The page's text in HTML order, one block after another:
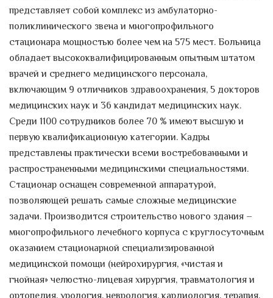
представляет собой комплекс из амбулаторно-
поликлинического звена и многопрофильного
стационара мощностью более чем на 575 мест. Больница
обладает высококвалифицированным опытным штатом
врачей и среднего медицинского персонала,
включающим 9 отличников здравоохранения, 5 докторов
медицинских наук и 36 кандидат медицинских наук.
Среди 1100 сотрудников более 70 % имеют высшую и
первую квалификационную категории. Кадры
представлены практически всеми востребованными и
распространенными медицинскими специальностями.
Стационар оснащен современной аппаратурой,
позволяющей решать самые сложные медицинские
задачи. Производится строительство нового здания –
многопрофильного лечебного корпуса с круглосуточным
оказанием стационарной специализированной
медицинской помощи (нейрохирургия, «чистая и
гнойная» челюстно-лицевая хирургия, травматология и